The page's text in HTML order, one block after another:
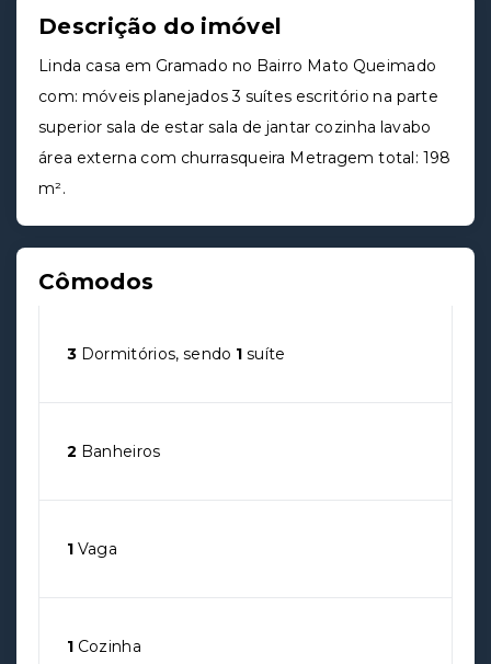
Descrição do imóvel
Linda casa em Gramado no Bairro Mato Queimado
com: móveis planejados 3 suítes escritório na parte
superior sala de estar sala de jantar cozinha lavabo
área externa com churrasqueira Metragem total: 198
m².
Cômodos
3 Dormitórios, sendo 1 suíte
2 Banheiros
1 Vaga
1 Cozinha